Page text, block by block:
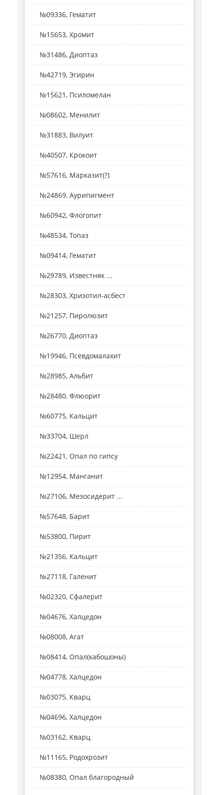
№09336, Гематит
№15653, Хромит
№31486, Диоптаз
№42719, Эгирин
№15621, Псиломелан
№08602, Менилит
№31883, Вилуит
№40507, Крокоит
№57616, Марказит(?)
№24869, Аурипигмент
№60942, Флогопит
№48534, Топаз
№09414, Гематит
№29789, Известняк ...
№28303, Хризотил-асбест
№21257, Пиролюзит
№26770, Диоптаз
№19946, Псевдомалахит
№28985, Альбит
№28480, Флюорит
№60775, Кальцит
№33704, Шерл
№22421, Опал по гипсу
№12954, Манганит
№27106, Мезосидерит ...
№57648, Барит
№53800, Пирит
№21356, Кальцит
№27118, Галенит
№02320, Сфалерит
№04676, Халцедон
№08008, Агат
№08414, Опал(кабошоны)
№04778, Халцедон
№03075, Кварц
№04696, Халцедон
№03162, Кварц
№11165, Родохрозит
№08380, Опал благородный